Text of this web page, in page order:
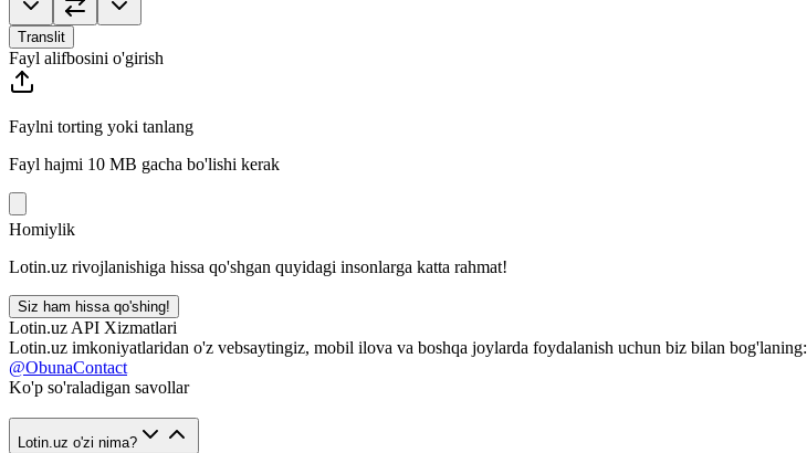
Translit
Fayl alifbosini o'girish
Faylni torting yoki tanlang
Fayl hajmi 10 MB gacha bo'lishi kerak
Homiylik
Lotin.uz rivojlanishiga hissa qo'shgan quyidagi insonlarga katta rahmat!
Siz ham hissa qo'shing!
Lotin.uz API Xizmatlari
Lotin.uz imkoniyatlaridan o'z vebsaytingiz, mobil ilova va boshqa joylarda foydalanish uchun biz bilan bog'laning:
@ObunaContact
Ko'p so'raladigan savollar
Lotin.uz o'zi nima?